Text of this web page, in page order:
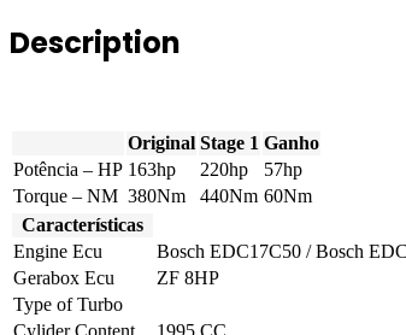
Description
Original Stage 1 Ganho
Potência – HP 163hp 220hp
57hp
Torque – NM 380Nm 440Nm 60Nm
Características
Engine Ecu
Bosch EDC17C50 / Bosch
Gerabox Ecu
ZF 8HP
Type of Turbo